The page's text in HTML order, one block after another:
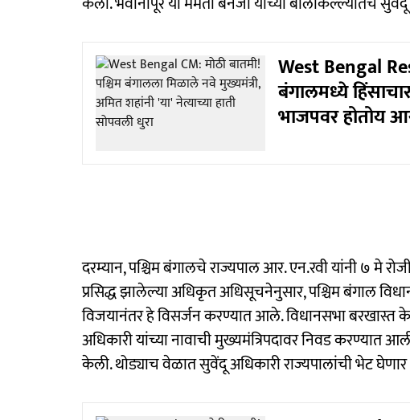
West Bengal
बंगालमध्ये
भाजपवर होतोय
दरम्यान, पश्चिम बंगालचे राज्यपाल आर. एन.रवी यांनी ७ मे
प्रसिद्ध झालेल्या अधिकृत अधिसूचनेनुसार, पश्चिम बंगाल
विजयानंतर हे विसर्जन करण्यात आले. विधानसभा बरखास्त
अधिकारी यांच्या नावाची मुख्यमंत्रिपदावर निवड करण्यात
केली. थोड्याच वेळात सुवेंदू अधिकारी राज्यपालांची भेट